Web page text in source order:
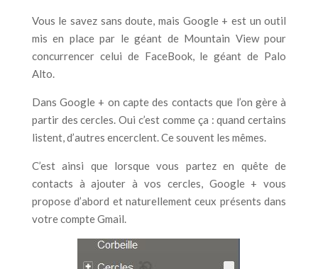
Vous le savez sans doute, mais Google + est un outil
mis en place par le géant de Mountain View pour
concurrencer celui de FaceBook, le géant de Palo
Alto.
Dans Google + on capte des contacts que l’on gère à
partir des cercles. Oui c’est comme ça : quand certains
listent, d’autres encerclent. Ce souvent les mêmes.
C’est ainsi que lorsque vous partez en quête de
contacts à ajouter à vos cercles, Google + vous
propose d’abord et naturellement ceux présents dans
votre compte Gmail.